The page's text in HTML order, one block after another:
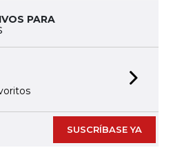
PARA
SUSCRÍBASE YA